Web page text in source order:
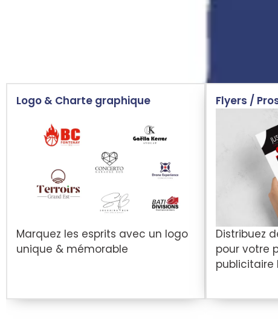
Logo & Charte graphique
Marquez les esprits avec un logo
unique & mémorable
Flyers /
Distribuez
pour votre
publicitaire